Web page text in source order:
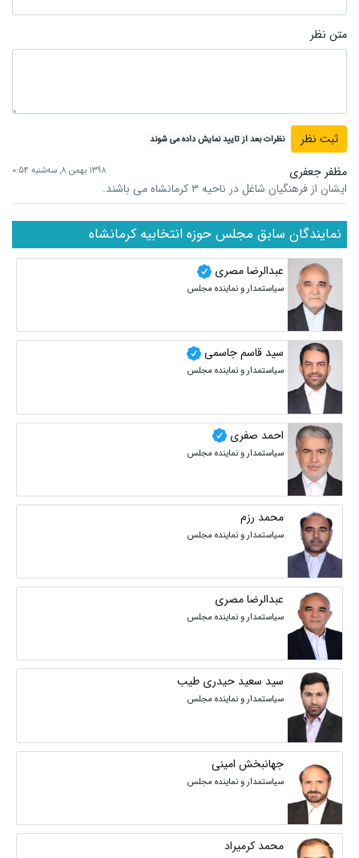
متن نظر
نظرات بعد از تایید نمایش داده می شوند
مظفر جعفری ۱۳۹۸ بهمن ۸, سه‌شنبه ۰:۵۴
ایشان از فرهنگیان شاغل در ناحیه ۳ کرمانشاه می باشند.
نمایندگان سابق مجلس حوزه انتخابیه کرمانشاه
عبدالرضا مصری
سیاستمدار و نماینده مجلس
سید قاسم جاسمی
سیاستمدار و نماینده مجلس
احمد صفری
سیاستمدار و نماینده مجلس
محمد رزم
سیاستمدار و نماینده مجلس
عبدالرضا مصری
سیاستمدار و نماینده مجلس
سید سعید حیدری طیب
سیاستمدار و نماینده مجلس
جهانبخش امینی
سیاستمدار و نماینده مجلس
محمد کرمیراد